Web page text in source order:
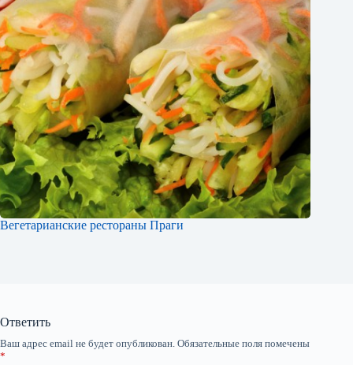
Вегетарианские рестораны Праги
Ответить
Ваш адрес email не будет опубликован. Обязательные поля помечены
*